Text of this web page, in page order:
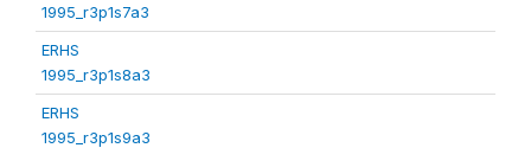
1995_r3p1s7a3
ERHS
1995_r3p1s8a3
ERHS
1995_r3p1s9a3